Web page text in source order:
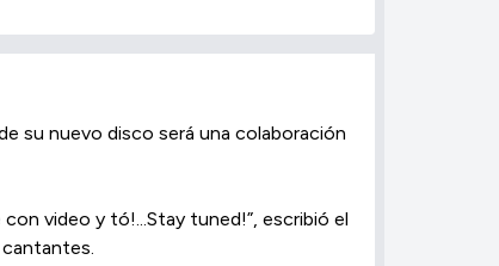
su nuevo disco será una colaboración
video y tó!...Stay tuned!”, escribió el